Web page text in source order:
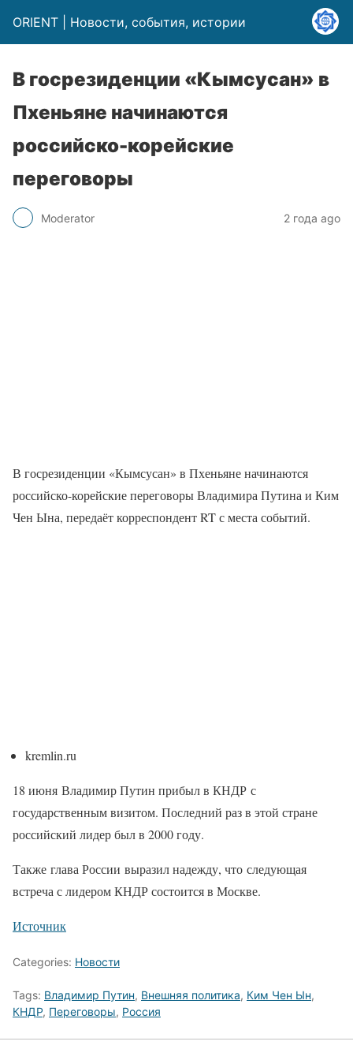
ORIENT | Новости, события, истории
В госрезиденции «Кымсусан» в
Пхеньяне начинаются
российско-корейские
переговоры
Moderator 2 года ago
В госрезиденции «Кымсусан» в Пхеньяне начинаются
российско-корейские переговоры Владимира Путина и Ким
Чен Ына, передаёт корреспондент RT с места событий.
kremlin.ru
18 июня Владимир Путин прибыл в КНДР с
государственным визитом. Последний раз в этой стране
российский лидер был в 2000 году.
Также глава России выразил надежду, что следующая
встреча с лидером КНДР состоится в Москве.
Источник
Categories: Новости
Tags: Владимир Путин, Внешняя политика, Ким Чен Ын,
КНДР, Переговоры, Россия